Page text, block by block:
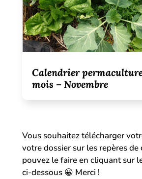
Calendrier
mois – Novembre
Vous souhaitez télécharger
votre dossier sur les repères de
pouvez le faire en cliquant sur
ci-dessous 😀 Merci !